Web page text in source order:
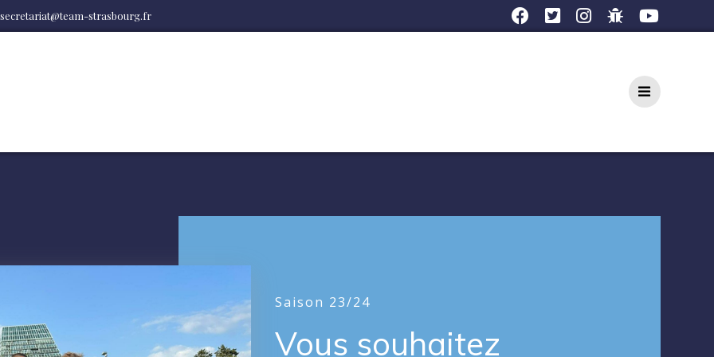
secretariat@team-strasbourg.fr
Saison 23/24
Vous souhaitez